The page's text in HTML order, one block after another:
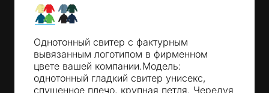
Однотонный свитер с фактурным
вывязанным логотипом в фирменном
цвете вашей компании.Модель:
однотонный гладкий свитер унисекс,
спущенное плечо, крупная петля. Чередуя